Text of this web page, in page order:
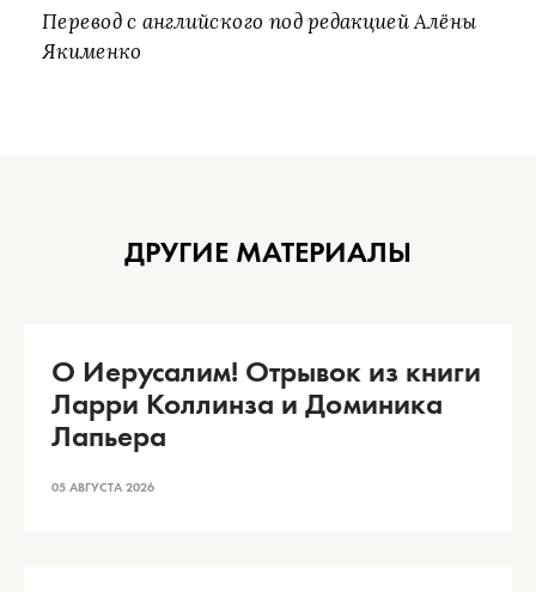
Перевод с английского под редакцией Алёны
Якименко
ДРУГИЕ МАТЕРИАЛЫ
О Иерусалим! Отрывок из книги
Ларри Коллинза и Доминика
Лапьера
05 АВГУСТА 2026